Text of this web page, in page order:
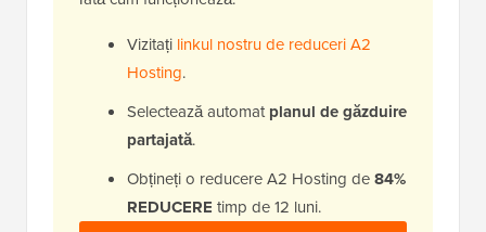
Vizitați linkul nostru de reduceri A2
Hosting.
Selectează automatplanul de găzduire
partajată.
Obțineți o reducere A2 Hosting de84%
REDUCERE timp de 12 luni.